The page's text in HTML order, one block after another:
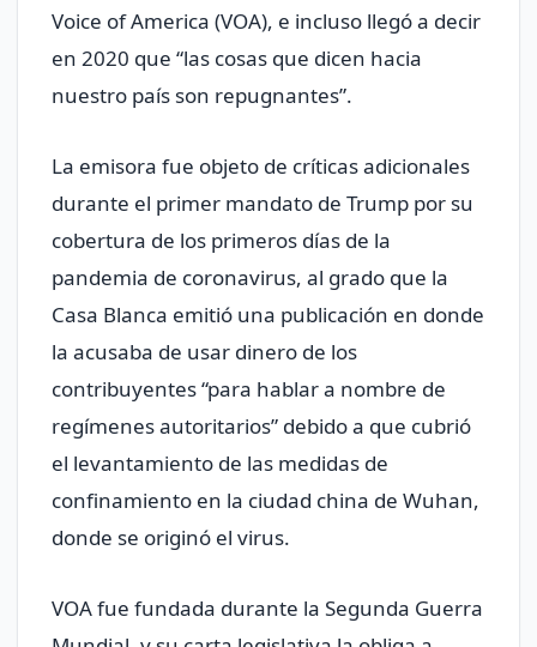
Voice of America (VOA), e incluso llegó a decir
en 2020 que “las cosas que dicen hacia
nuestro país son repugnantes”.
La emisora fue objeto de críticas adicionales
durante el primer mandato de Trump por su
cobertura de los primeros días de la
pandemia de coronavirus, al grado que la
Casa Blanca emitió una publicación en donde
la acusaba de usar dinero de los
contribuyentes “para hablar a nombre de
regímenes autoritarios” debido a que cubrió
el levantamiento de las medidas de
confinamiento en la ciudad china de Wuhan,
donde se originó el virus.
VOA fue fundada durante la Segunda Guerra